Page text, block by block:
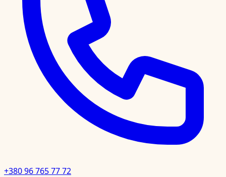
+380 96 765 77 72